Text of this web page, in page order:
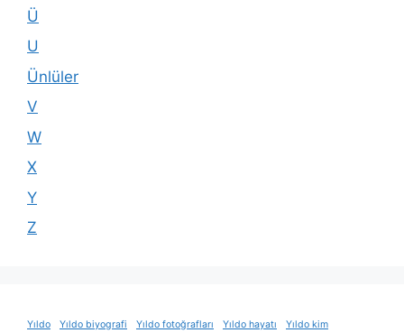
Ü
U
Ünlüler
V
W
X
Y
Z
Yıldo Yıldo biyografi Yıldo fotoğrafları Yıldo hayatı
Yıldo kim